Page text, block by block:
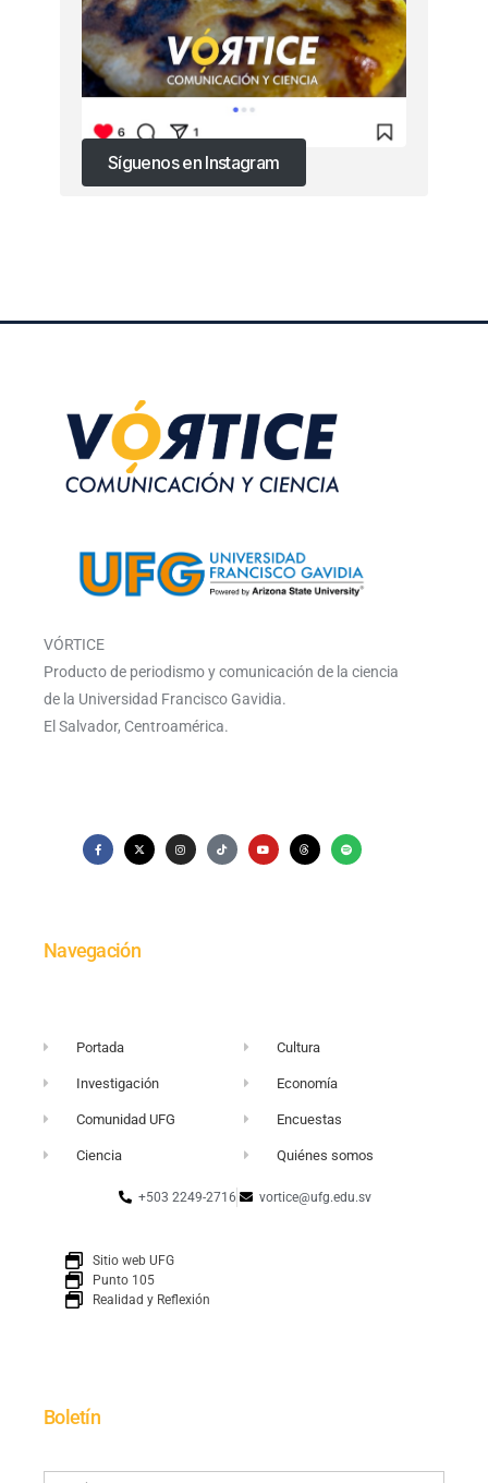
Síguenos en Instagram
VÓRTICE
Producto de periodismo y comunicación de la ciencia
de la Universidad Francisco Gavidia.
El Salvador, Centroamérica.
Navegación
Portada
Investigación
Comunidad UFG
Ciencia
Cultura
Economía
Encuestas
Quiénes somos
+503 2249-2716 vortice@ufg.edu.sv
Sitio web UFG
Punto 105
Realidad y Reflexión
Boletín